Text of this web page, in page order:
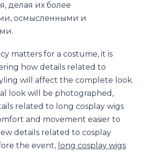
делая их более
осмысленными и
matters for a costume, it is
how details related to
will affect the complete look.
look will be photographed,
related to long cosplay wigs
and movement easier to
details related to cosplay
the event, long cosplay wigs